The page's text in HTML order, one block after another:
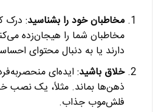
مخاطبان خود را بشناسید: درک
مخاطبان شما را هیجان‌زده
دارند یا به دنبال محتوای
خلاق باشید: ایده‌ای
ذهن‌ها بماند. مثلاً، یک نصب
فلش‌موب جذاب.